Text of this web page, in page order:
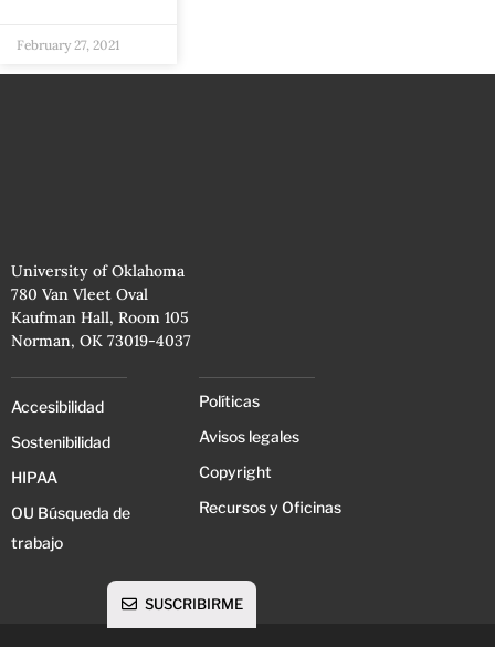
February 27, 2021
University of Oklahoma
780 Van Vleet Oval
Kaufman Hall, Room 105
Norman, OK 73019-4037
Accesibilidad
Sostenibilidad
HIPAA
OU Búsqueda de
trabajo
Políticas
Avisos legales
Copyright
Recursos y Oficinas
SUSCRIBIRME